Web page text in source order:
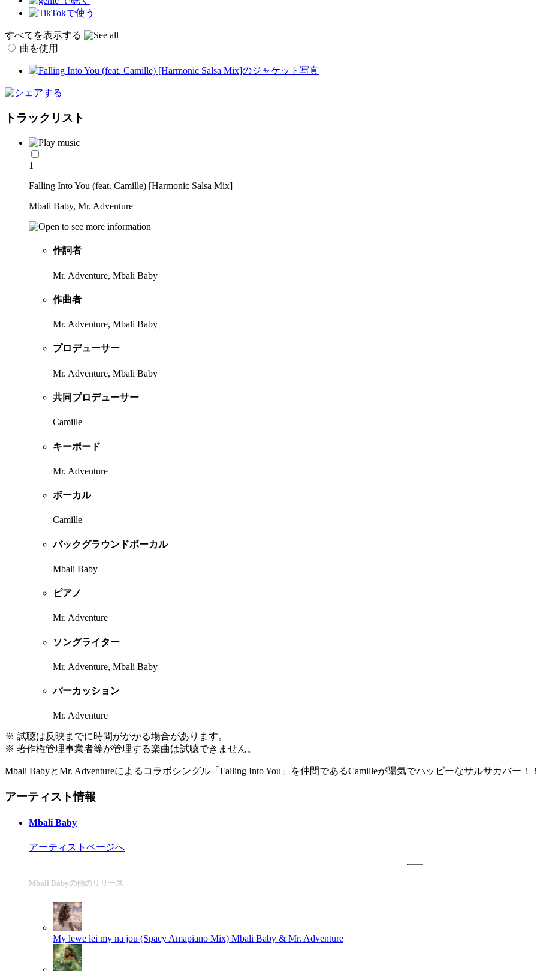
すべてを表示する
曲を使用
トラックリスト
1
Falling Into You (feat. Camille) [Harmonic Salsa Mix]
Mbali Baby, Mr. Adventure
作詞者
Mr. Adventure, Mbali Baby
作曲者
Mr. Adventure, Mbali Baby
プロデューサー
Mr. Adventure, Mbali Baby
共同プロデューサー
Camille
キーボード
Mr. Adventure
ボーカル
Camille
バックグラウンドボーカル
Mbali Baby
ピアノ
Mr. Adventure
ソングライター
Mr. Adventure, Mbali Baby
パーカッション
Mr. Adventure
※ 試聴は反映までに時間がかかる場合があります。
※ 著作権管理事業者等が管理する楽曲は試聴できません。
Mbali BabyとMr. Adventureによるコラボシングル「Falling Into You」を仲間であるCamilleが陽気でハッピーなサルサカバー！！
アーティスト情報
Mbali Baby
アーティストページへ
Mbali Babyの他のリリース
My lewe lei my na jou (Spacy Amapiano Mix) Mbali Baby & Mr. Adventure